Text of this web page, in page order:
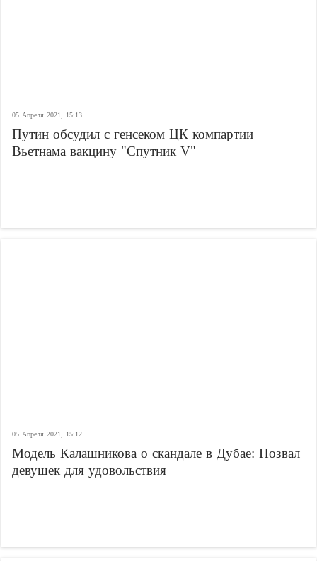
05 Апреля 2021, 15:13
Путин обсудил с генсеком ЦК компартии
Вьетнама вакцину "Спутник V"
05 Апреля 2021, 15:12
Модель Калашникова о скандале в Дубае: Позвал
девушек для удовольствия